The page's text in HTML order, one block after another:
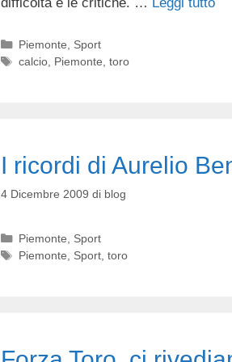
Categorie
Piemonte
Sport
Tag
calcio, Piemonte toro
I ricordi di Aurelio
4 Dicembre 2009 di blog
Categorie
Piemonte, Sport
Tag
Piemonte, Sport, toro